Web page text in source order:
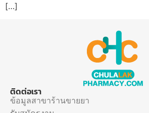
[…]
ติดต่อเรา
ข้อมูลสาขาร้านขายยา